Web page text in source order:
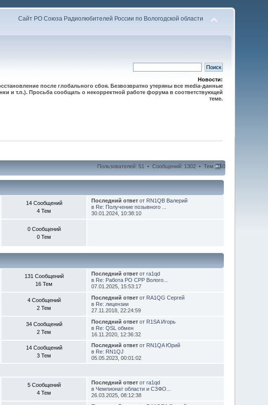
Сайт РО Союза Радиолюбителей России по Вологодской области
Новости:
после глобального сбоя. Безвозвратно утеряны все media-данные
и т.п.). Просьба сообщать о некорректной работе форума в соответствующей
теме.
Пользователей: 51 • Сообщений: 1302 • Тем: 360
14 Сообщений
4 Тем
Последний ответот RN1QB Валерий
в Re: Получение позывного ...
30.01.2024, 10:38:10
0 Сообщений
0 Тем
131 Сообщений
16 Тем
Последний ответот ra1qd
в Re: Работа РО СРР Волого...
07.01.2025, 15:53:17
4 Сообщений
2 Тем
Последний ответот RA1QG Сергей
в Re: лицензии
27.11.2018, 22:24:59
34 Сообщений
2 Тем
Последний ответот R1SA Игорь
в Re: QSL обмен
16.11.2020, 12:36:32
14 Сообщений
3 Тем
Последний ответот RN1QA Юрий
в Re: RN1QJ
05.05.2023, 00:01:02
5 Сообщений
4 Тем
Последний ответот ra1qd
в Чемпионат области и СЗФО...
26.03.2025, 08:12:38